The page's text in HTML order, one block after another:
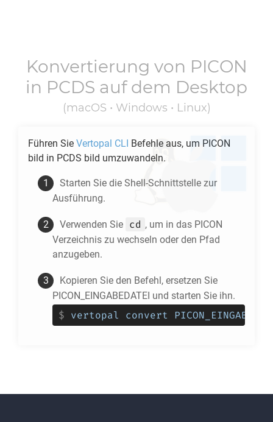
Konvertierung von PICON
in PCDS auf dem Desktop
(macOS • Windows • Linux)
Führen Sie Vertopal CLI Befehle aus, um PICON
bild in PCDS bild umzuwandeln.
Starten Sie die Shell-Schnittstelle zur
Ausführung.
Verwenden Sie cd , um in das PICON
Verzeichnis zu wechseln oder den Pfad
anzugeben.
Kopieren Sie den Befehl, ersetzen Sie
PICON_EINGABEDATEI und starten Sie ihn.
$ vertopal convert